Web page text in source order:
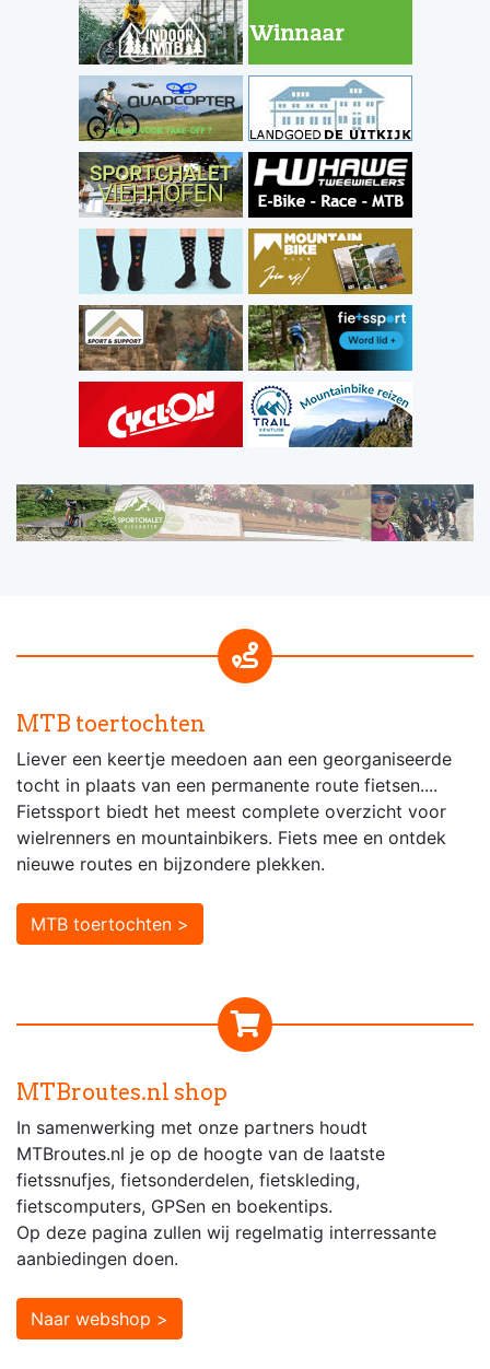
MTB toertochten
Liever een keertje meedoen aan een georganiseerde
tocht in plaats van een permanente route fietsen....
Fietssport biedt het meest complete overzicht voor
wielrenners en mountainbikers. Fiets mee en ontdek
nieuwe routes en bijzondere plekken.
MTB toertochten >
MTBroutes.nl shop
In samenwerking met onze partners houdt
MTBroutes.nl je op de hoogte van de laatste
fietssnufjes, fietsonderdelen, fietskleding,
fietscomputers, GPSen en boekentips.
Op deze pagina zullen wij regelmatig interressante
aanbiedingen doen.
Naar webshop >